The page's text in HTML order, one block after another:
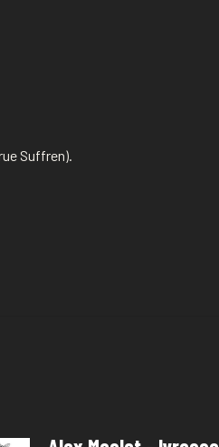
Suffren).